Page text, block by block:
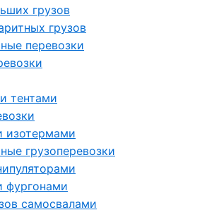
грузов
грузов
перевозки
тентами
изотермами
грузоперевозки
фургонами
самосвалами